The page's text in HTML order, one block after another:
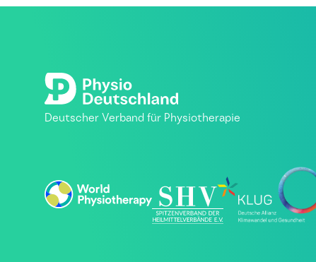
Deutscher Verband für Physiotherapie